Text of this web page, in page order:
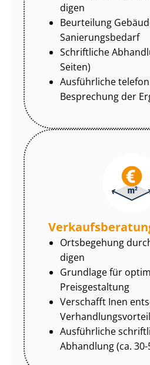
di­gen
Beurteilung
Sa­nie­rungs­be­darf
Schriftliche
Seiten)
Ausführliche
Besprechung der
Ortsbegehung
di­gen
Grundlage für
Preisgestaltung
Verschafft Inen
Ausführliche
Abhandlung (ca. 30-